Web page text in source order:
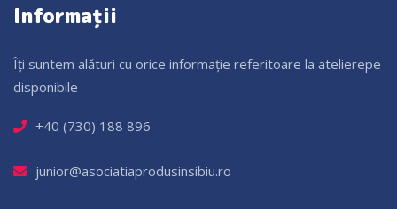
Informații
Îți suntem alături cu orice informație referitoare la atelierepe
disponibile
+40 (730) 188 896
junior@asociatiaprodusinsibiu.ro